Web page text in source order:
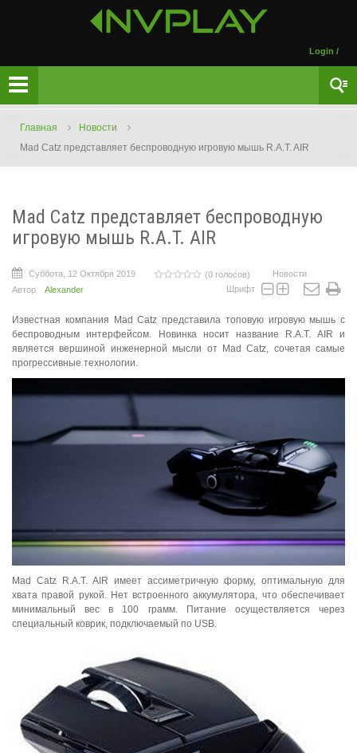
Login /
Главная
Новости
Mad Catz представляет беспроводную игровую мышь R.A.T. AIR
Mad Catz представляет беспроводную
игровую мышь R.A.T. AIR
Суббота, 12 Октября 2019 (0 голосов)
Новости
Автор
Alexander Шрифт
Известная компания Mad Catz представила топовую игровую мышь с
беспроводным интерфейсом. Новинка носит название R.A.T. AIR и
является вершиной инженерной мысли от Mad Catz, сочетая самые
прогрессивные технологии.
Mad Catz R.A.T. AIR имеет ассиметричную форму, оптимальную для
хвата правой рукой. Нет встроенного аккумулятора, что обеспечивает
минимальный вес в 100 грамм. Питание осуществляется через
специальный коврик, подключаемый по USB.